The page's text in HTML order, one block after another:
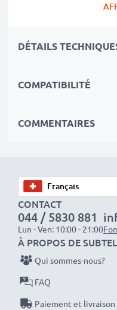
caméras on fait l'objet
de les dépasser.
secondaires, de
supplémentaires pour
amateurs.
Optez pour CELLONIC
sur la qualité. Passez
!
DÉTAILS
COMPATIBILITÉ
COMMENTAIRES
CONTACT
044 / 5830 881
Lun - Ven: 10:00 - 21:00
À PROPOS DE SUBTEL
Qui sommes-nous?
FAQ
Paiement et livraison